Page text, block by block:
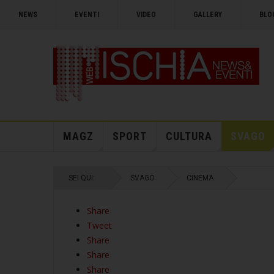
NEWS EVENTI VIDEO GALLERY
MAGZ SPORT CULTURA SVAGO
SEI QUI: SVAGO CINEMA
Share
Tweet
Share
Share
Share